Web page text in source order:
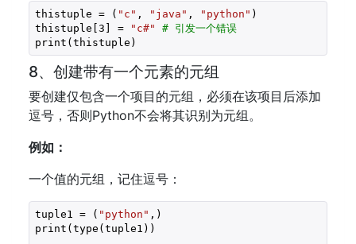
thistuple = ( "c" , "java" , "python" )
thistuple[3 ] = "c#"
# 引发一个错误
print(thistuple)
8、创建带有一个元素的元组
要创建仅包含一个项目的元组，必须在该项目后添加
逗号，否则Python不会将其识别为元组。
例如：
一个值的元组，记住逗号：
tuple1 = ( "python" ,)
print(type(tuple1))